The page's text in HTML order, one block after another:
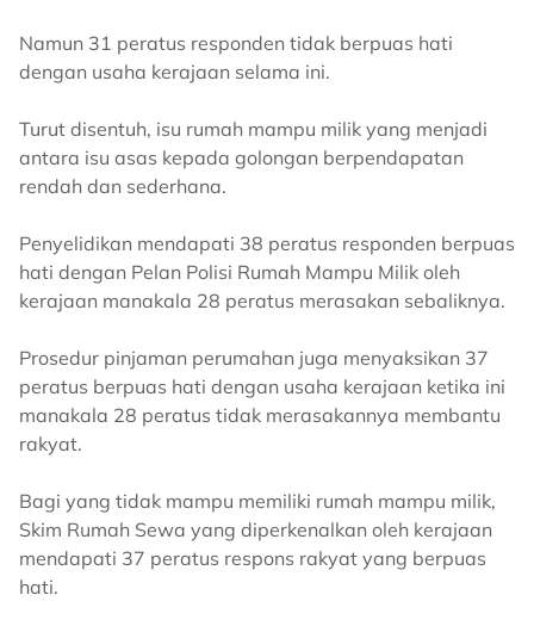
Namun 31 peratus responden tidak berpuas hati
dengan usaha kerajaan selama ini.
Turut disentuh, isu rumah mampu milik yang menjadi
antara isu asas kepada golongan berpendapatan
rendah dan sederhana.
Penyelidikan mendapati 38 peratus responden berpuas
hati dengan Pelan Polisi Rumah Mampu Milik oleh
kerajaan manakala 28 peratus merasakan sebaliknya.
Prosedur pinjaman perumahan juga menyaksikan 37
peratus berpuas hati dengan usaha kerajaan ketika ini
manakala 28 peratus tidak merasakannya membantu
rakyat.
Bagi yang tidak mampu memiliki rumah mampu milik,
Skim Rumah Sewa yang diperkenalkan oleh kerajaan
mendapati 37 peratus respons rakyat yang berpuas
hati.